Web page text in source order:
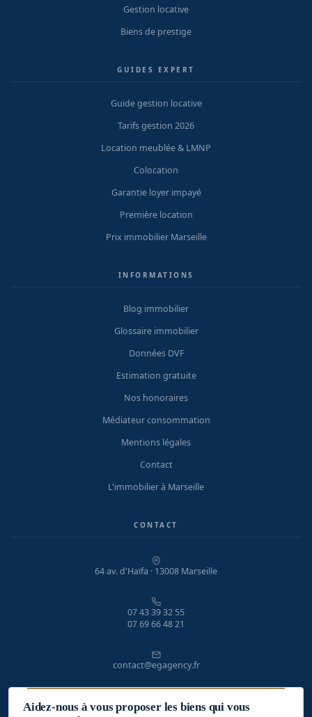
Gestion locative
Biens de prestige
GUIDES EXPERT
Guide gestion locative
Tarifs gestion 2026
Location meublée & LMNP
Colocation
Garantie loyer impayé
Première location
Prix immobilier Marseille
INFORMATIONS
Blog immobilier
Glossaire immobilier
Données DVF
Estimation gratuite
Nos honoraires
Médiateur consommation
Mentions légales
Contact
L'immobilier à Marseille
CONTACT
64 av. d'Haïfa · 13008 Marseille
07 43 39 32 55
07 69 66 48 21
contact@egagency.fr
Lundi – Vendredi · 9h – 19h
Aidez-nous à vous proposer les biens qui vous